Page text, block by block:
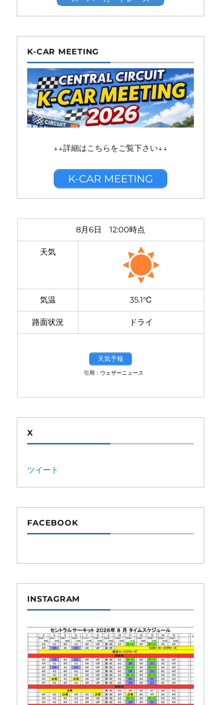
K-CAR MEETING
↓↓詳細はこちらをご覧下さい↓↓
K-CAR MEETING
8月6日 12:00時点
天気
気温 35.1℃
路面状況 ドライ
天気予報
引用：ウェザーニュース
X
ツイート
FACEBOOK
INSTAGRAM